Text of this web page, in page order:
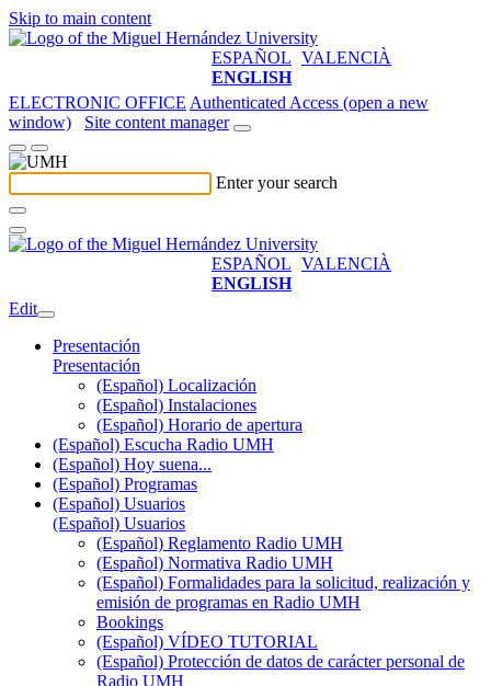
Skip to main content
ESPAÑOL VALENCIÀ
ENGLISH
ELECTRONIC OFFICE Authenticated Access (open a new
window)
Site content manager
Enter your search
ESPAÑOL VALENCIÀ
ENGLISH
Edit
Presentación
Presentación
(Español) Localización
(Español) Instalaciones
(Español) Horario de apertura
(Español) Escucha Radio UMH
(Español) Hoy suena...
(Español) Programas
(Español) Usuarios
(Español) Usuarios
(Español) Reglamento Radio UMH
(Español) Normativa Radio UMH
(Español) Formalidades para la solicitud, realización y
emisión de programas en Radio UMH
Bookings
(Español) VÍDEO TUTORIAL
(Español) Protección de datos de carácter personal de
Radio UMH